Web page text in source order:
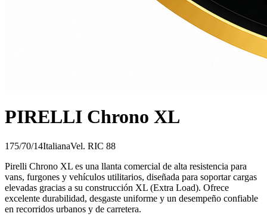
PIRELLI Chrono XL
175/70/14ItalianaVel. RIC 88
Pirelli Chrono XL es una llanta comercial de alta resistencia para
vans, furgones y vehículos utilitarios, diseñada para soportar cargas
elevadas gracias a su construcción XL (Extra Load). Ofrece
excelente durabilidad, desgaste uniforme y un desempeño confiable
en recorridos urbanos y de carretera.